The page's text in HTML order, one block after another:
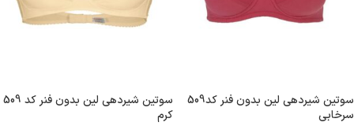
سوتین شیردهی لین بدون فنر کد509
سرخابی
سوتین شیردهی لین بدون فنر کد 509
کرم